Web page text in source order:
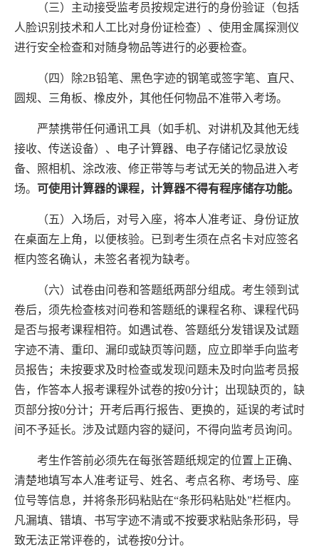
（三）主动接受监考员按规定进行的身份验证（包括
人脸识别技术和人工比对身份证检查）、使用金属探测仪
进行安全检查和对随身物品等进行的必要检查。
（四）除2B铅笔、黑色字迹的钢笔或签字笔、直尺、
圆规、三角板、橡皮外，其他任何物品不准带入考场。
严禁携带任何通讯工具（如手机、对讲机及其他无线
接收、传送设备）、电子计算器、电子存储记忆录放设
备、照相机、涂改液、修正带等与考试无关的物品进入考
场。 可使用计算器的课程，计算器不得有程序储存功能。
（五）入场后，对号入座，将本人准考证、身份证放
在桌面左上角，以便核验。已到考生须在点名卡对应签名
框内签名确认，未签名者视为缺考。
（六）试卷由问卷和答题纸两部分组成。考生领到试
卷后，须先检查核对问卷和答题纸的课程名称、课程代码
是否与报考课程相符。如遇试卷、答题纸分发错误及试题
字迹不清、重印、漏印或缺页等问题，应立即举手向监考
员报告；未按要求及时检查或发现问题未及时向监考员报
告，作答本人报考课程外试卷的按0分计；出现缺页的，缺
页部分按0分计；开考后再行报告、更换的，延误的考试时
间不予延长。涉及试题内容的疑问，不得向监考员询问。
考生作答前必须先在每张答题纸规定的位置上正确、
清楚地填写本人准考证号、姓名、考点名称、考场号、座
位号等信息，并将条形码粘贴在“条形码粘贴处”栏框内。
凡漏填、错填、书写字迹不清或不按要求粘贴条形码，导
致无法正常评卷的，试卷按0分计。